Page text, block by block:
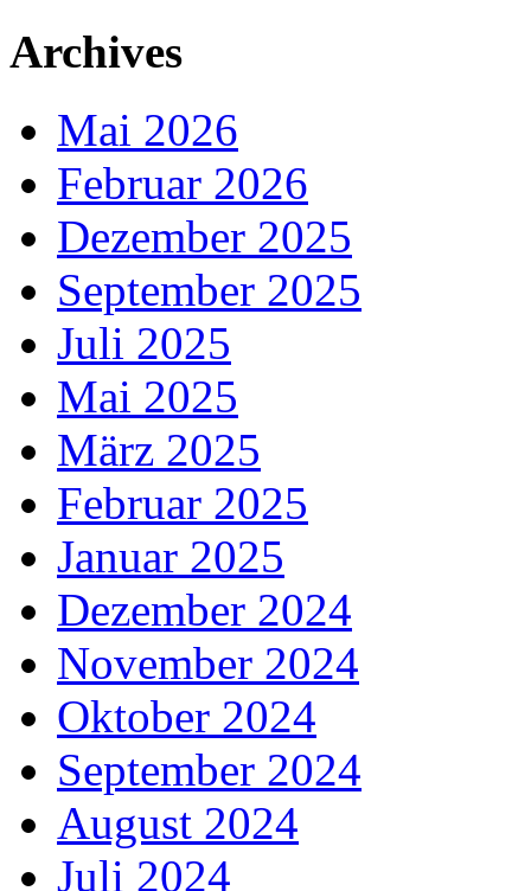
Archives
Mai 2026
Februar 2026
Dezember 2025
September 2025
Juli 2025
Mai 2025
März 2025
Februar 2025
Januar 2025
Dezember 2024
November 2024
Oktober 2024
September 2024
August 2024
Juli 2024